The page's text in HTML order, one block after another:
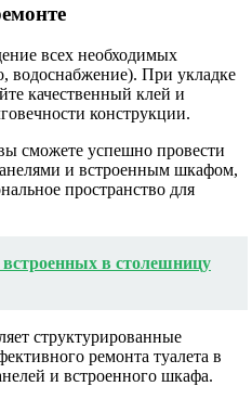
всех необходимых
водоснабжение). При укладке
качественный клей и
конструкции.
сможете успешно провести
и встроенным шкафом,
пространство для
в столешницу
структурированные
ремонта туалета в
и встроенного шкафа.